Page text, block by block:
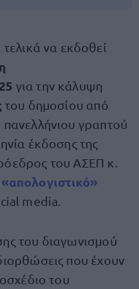
τελικά να εκδοθεί
για την κάλυψη
του δημοσίου από
γραπτού
έκδοσης της
του ΑΣΕΠ κ.
«απολογιστικό»
media.
του διαγωνισμού
που έχουν
του